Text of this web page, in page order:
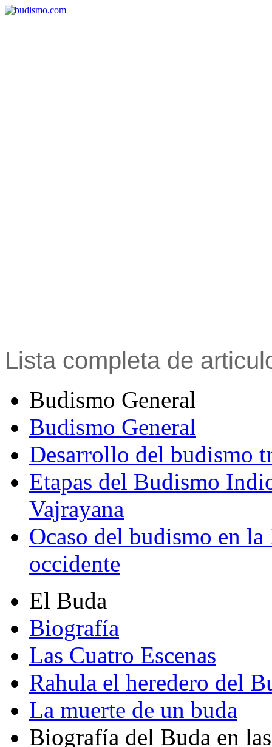
Lista completa de
Budismo General
Budismo General
Desarrollo del budismo
Etapas del Budismo
Vajrayana
Ocaso del budismo en
occidente
El Buda
Biografía
Las Cuatro Escenas
Rahula el heredero del
La muerte de un buda
Biografía del Buda en